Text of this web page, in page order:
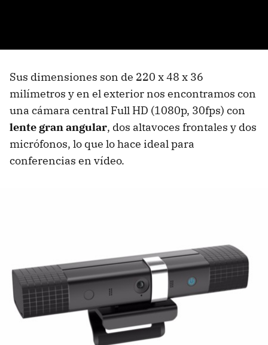
Sus dimensiones son de 220 x 48 x 36
milímetros y en el exterior nos encontramos con
una cámara central Full HD (1080p, 30fps) con
lente gran angular, dos altavoces frontales y dos
micrófonos, lo que lo hace ideal para
conferencias en vídeo.